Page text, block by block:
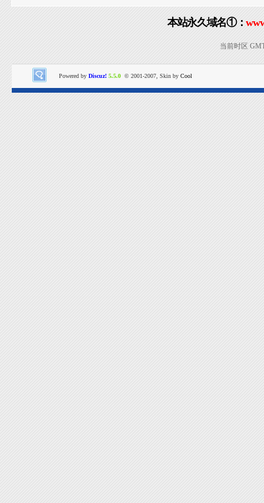
本站永久域名①：
当前时区
Powered by Discuz! 5.5.0 © 2001-2007, Skin by Cool